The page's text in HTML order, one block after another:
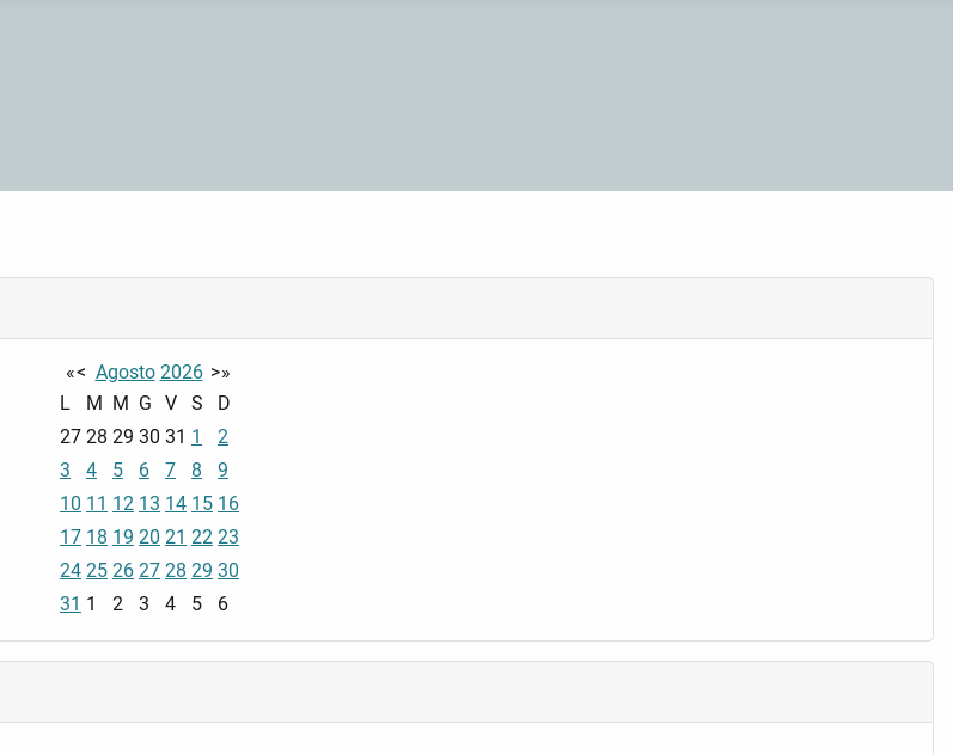
«< Agosto 2026 >»
L
M M G V S
D
27 28 29 30 31 1
2
3
4 5 6 7 8
9
10 11 12 13 14 15 16
17 18 19 20 21 22 23
24 25 26 27 28 29 30
31 1 2 3 4 5 6